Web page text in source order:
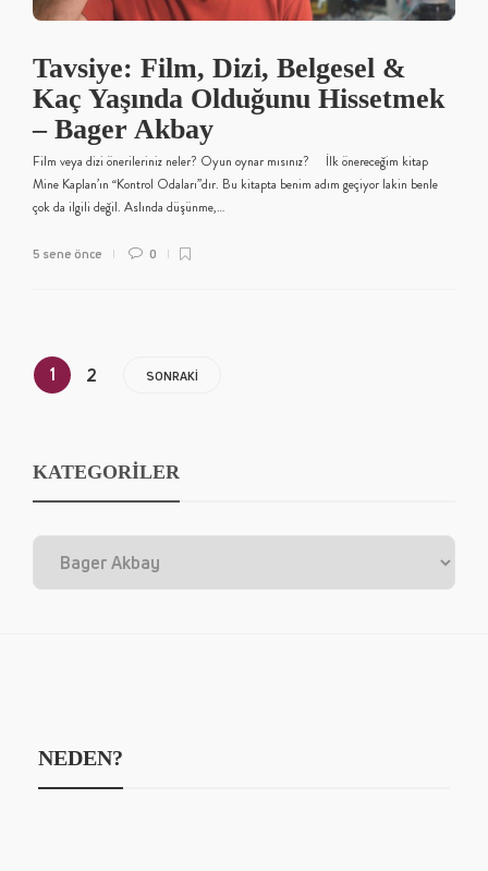
Tavsiye: Film, Dizi, Belgesel &
Kaç Yaşında Olduğunu Hissetmek
– Bager Akbay
Film veya dizi önerileriniz neler? Oyun oynar mısınız? İlk önereceğim kitap
Mine Kaplan’ın “Kontrol Odaları”dır. Bu kitapta benim adım geçiyor lakin benle
çok da ilgili değil. Aslında düşünme,…
5 sene önce 0
1 2 SONRAKI
KATEGORİLER
NEDEN?